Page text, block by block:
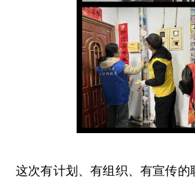
这次有计划、有组织、有宣传